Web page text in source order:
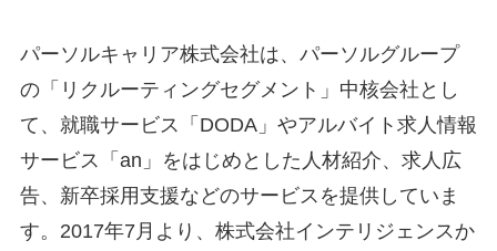
パーソルキャリア株式会社は、パーソルグループ
の「リクルーティングセグメント」中核会社とし
て、就職サービス「DODA」やアルバイト求人情報
サービス「an」をはじめとした人材紹介、求人広
告、新卒採用支援などのサービスを提供していま
す。2017年7月より、株式会社インテリジェンスか